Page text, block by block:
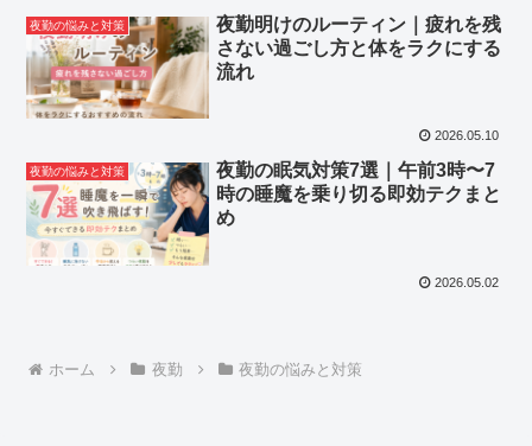
夜勤の悩みと対策
夜勤明けのルーティン｜疲れを残
さない過ごし方と体をラクにする
流れ
2026.05.10
夜勤の悩みと対策
夜勤の眠気対策7選｜午前3時〜7
時の睡魔を乗り切る即効テクまと
め
2026.05.02
ホーム 夜勤 夜勤の悩みと対策